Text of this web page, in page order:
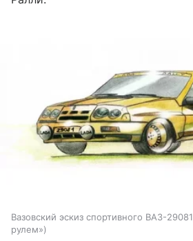
Вазовский эскиз спортивного ВАЗ-29081
рулем»